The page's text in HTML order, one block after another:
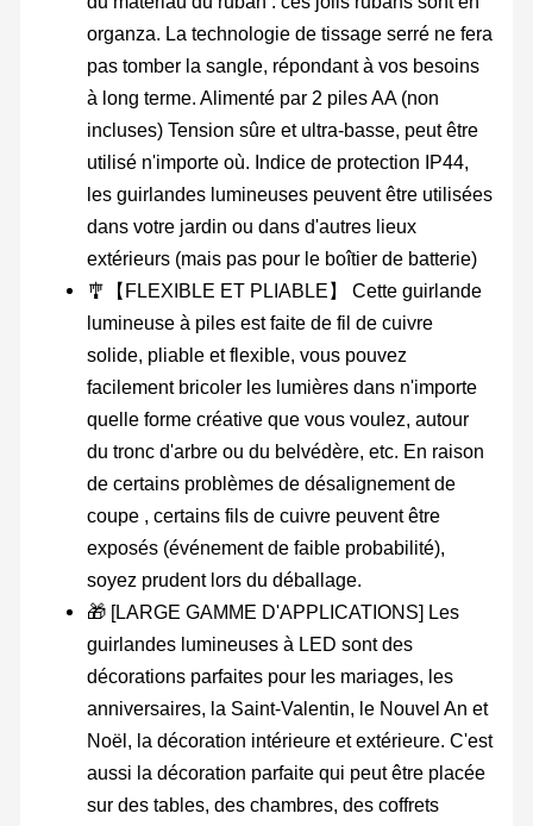
organza. La technologie de tissage serré ne fera
pas tomber la sangle, répondant à vos besoins
à long terme. Alimenté par 2 piles AA (non
incluses) Tension sûre et ultra-basse, peut être
utilisé n'importe où. Indice de protection IP44,
les guirlandes lumineuses peuvent être utilisées
dans votre jardin ou dans d'autres lieux
extérieurs (mais pas pour le boîtier de batterie)
🎐【FLEXIBLE ET PLIABLE】 Cette guirlande
lumineuse à piles est faite de fil de cuivre
solide, pliable et flexible, vous pouvez
facilement bricoler les lumières dans n'importe
quelle forme créative que vous voulez, autour
du tronc d'arbre ou du belvédère, etc. En raison
de certains problèmes de désalignement de
coupe , certains fils de cuivre peuvent être
exposés (événement de faible probabilité),
soyez prudent lors du déballage.
🎁 [LARGE GAMME D'APPLICATIONS] Les
guirlandes lumineuses à LED sont des
décorations parfaites pour les mariages, les
anniversaires, la Saint-Valentin, le Nouvel An et
Noël, la décoration intérieure et extérieure. C'est
aussi la décoration parfaite qui peut être placée
sur des tables, des chambres, des coffrets